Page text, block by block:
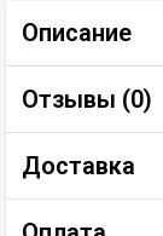
Описание
Отзывы (0)
Доставка